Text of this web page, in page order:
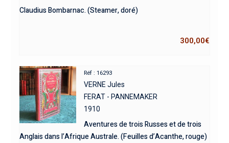
Claudius Bombarnac. (Steamer, doré)
300,00€
Réf : 16293
VERNE Jules
FERAT - PANNEMAKER
1910
Aventures de trois Russes et de trois
Anglais dans l’Afrique Australe. (Feuilles d’Acanthe, rouge)